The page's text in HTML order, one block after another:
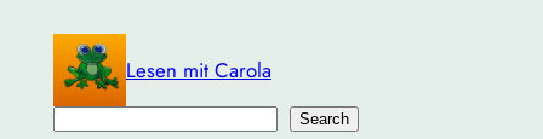
springen
Lesen mit Carola
Search